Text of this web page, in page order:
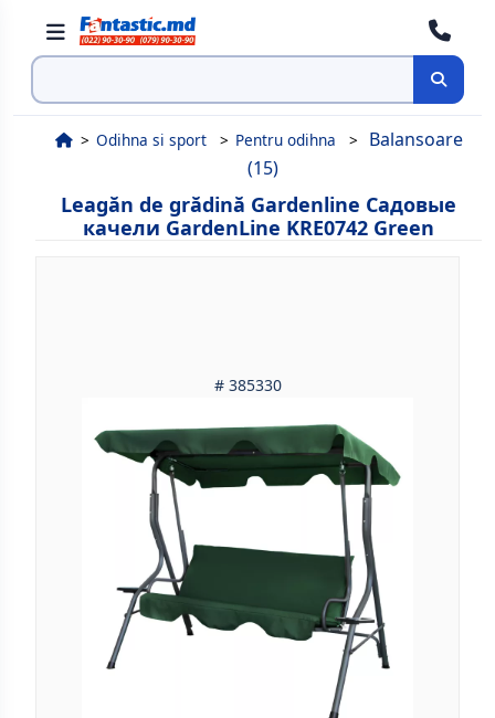
Cauta
Odihna si sport Pentru odihna
Balansoare
(15)
Leagăn de grădină Gardenline Садовые
качели GardenLine KRE0742 Green
# 385330